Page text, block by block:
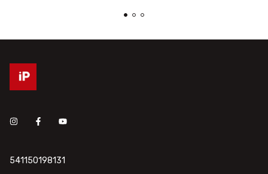
541150198131